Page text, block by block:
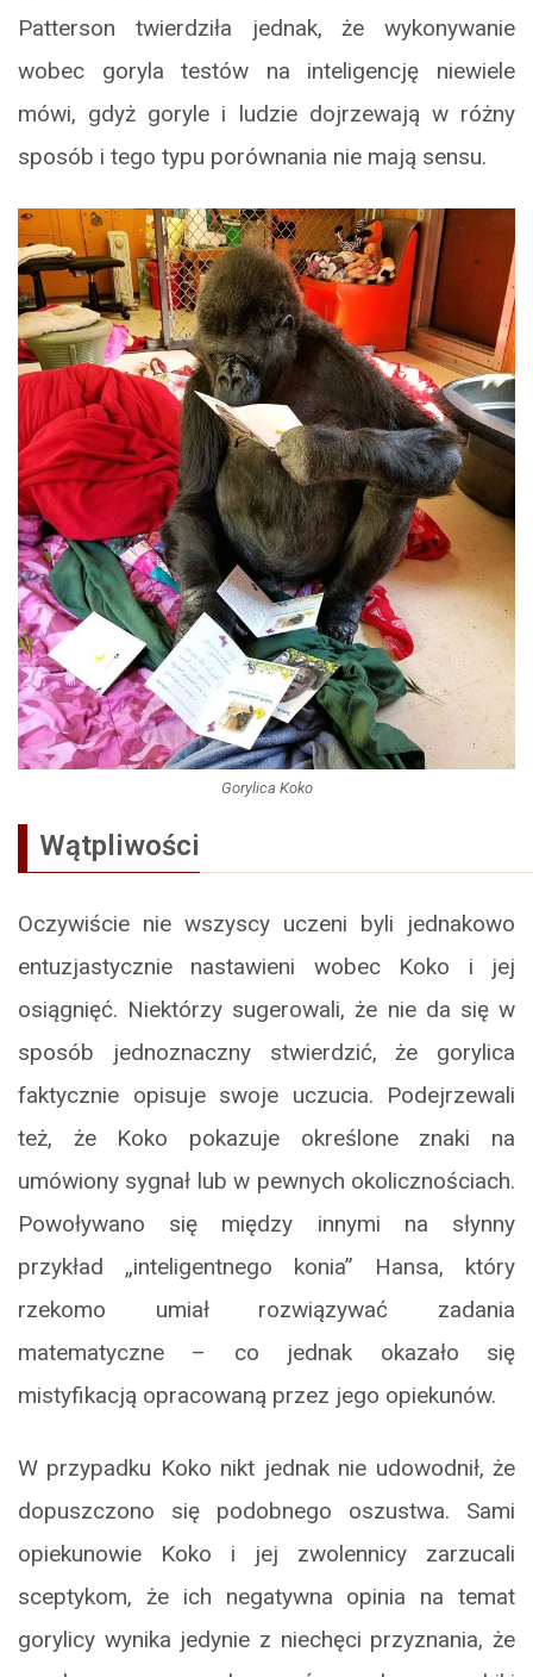
Patterson twierdziła jednak, że wykonywanie
wobec goryla testów na inteligencję niewiele
mówi, gdyż goryle i ludzie dojrzewają w różny
sposób i tego typu porównania nie mają sensu.
Gorylica Koko
Wątpliwości
Oczywiście nie wszyscy uczeni byli jednakowo
entuzjastycznie nastawieni wobec Koko i jej
osiągnięć. Niektórzy sugerowali, że nie da się w
sposób jednoznaczny stwierdzić, że gorylica
faktycznie opisuje swoje uczucia. Podejrzewali
też, że Koko pokazuje określone znaki na
umówiony sygnał lub w pewnych okolicznościach.
Powoływano się między innymi na słynny
przykład „inteligentnego konia” Hansa, który
rzekomo umiał rozwiązywać zadania
matematyczne – co jednak okazało się
mistyfikacją opracowaną przez jego opiekunów.
W przypadku Koko nikt jednak nie udowodnił, że
dopuszczono się podobnego oszustwa. Sami
opiekunowie Koko i jej zwolennicy zarzucali
sceptykom, że ich negatywna opinia na temat
gorylicy wynika jedynie z niechęci przyznania, że